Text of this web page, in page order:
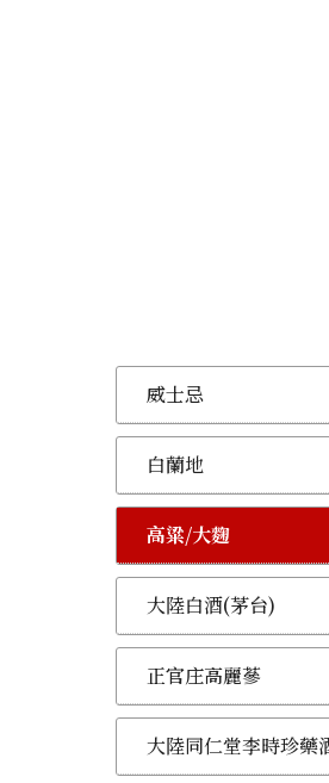
威士忌
白蘭地
高粱/大麴
大陸白酒(茅台)
正官庄高麗蔘
大陸同仁堂李時珍藥